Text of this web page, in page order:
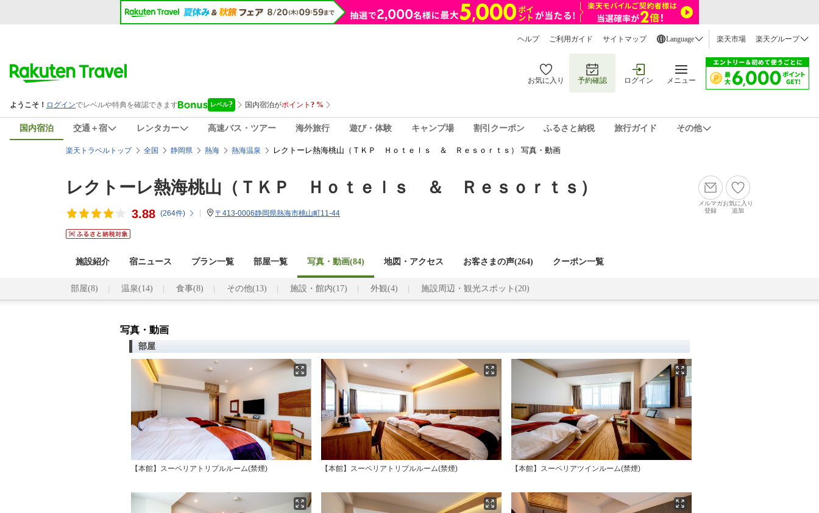
ヘルプ ご利用ガイド サイトマップ Language 楽天市場 楽天グループ
お気に入り 予約確認 ログイン メニュー
国内宿泊 交通＋宿 レンタカー 高速バス・ツアー 海外旅行 遊び・体験 キャンプ場 割引クーポン ふるさと納税 旅行ガイド その他
楽天トラベルトップ 全国 静岡県 熱海 熱海温泉 レクトーレ熱海桃山（ＴＫＰ Ｈｏｔｅｌｓ ＆ Ｒｅｓｏｒｔｓ） 写真・動画
レクトーレ熱海桃山（ＴＫＰ Ｈｏｔｅｌｓ ＆ Ｒｅｓｏｒｔｓ）
3.88 (264件) 〒413-0006静岡県熱海市桃山町11-44
メルマガ
登録
お気に入り
追加
施設紹介 宿ニュース プラン一覧 部屋一覧 写真・動画(84) 地図・アクセス お客さまの声(264) クーポン一覧
部屋(8) 温泉(14) 食事(8) その他(13) 施設・館内(17) 外観(4) 施設周辺・観光スポット(20)
写真・動画
部屋
【本館】スーペリアトリプルルーム(禁煙) 【本館】スーペリアトリプルルーム(禁煙) 【本館】スーペリアツインルーム(禁煙)